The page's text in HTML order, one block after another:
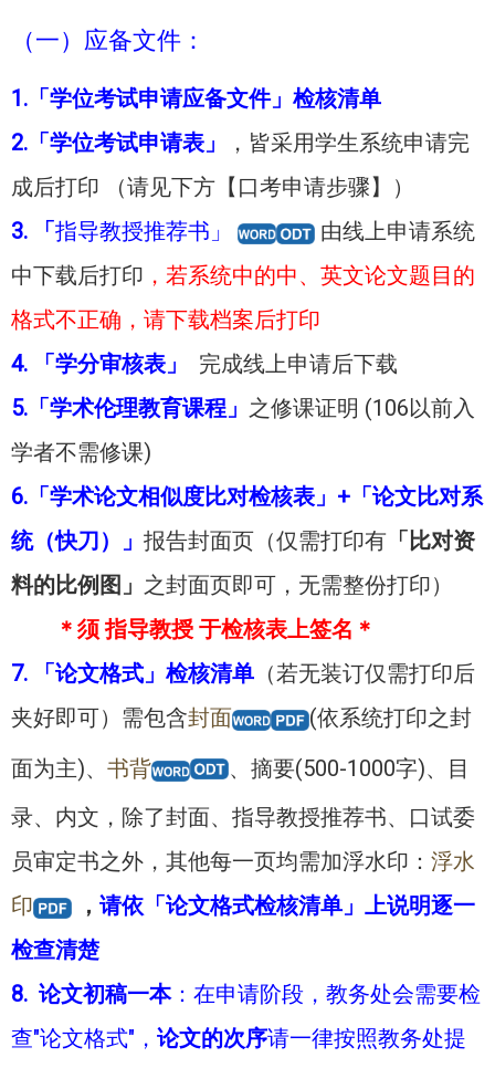
（一）应备文件：
1.「学位考试申请应备文件」检核清单
2.「学位考试申请表」
，皆采用学生系统申请完
成后打印 （请见下方【口考申请步骤】）
3. 「指导教授推荐书 」
由线上申请系统
中下载后打印 ，若系统中的中、英文论文题目的
格式不正确，请下载档案后打印
4. 「学分审核表」
完成线上申请后下载
5.「学术伦理教育课程」 之修课证明 (106以前入
学者不需修课)
6.「学术论文相似度比对检核表」+「论文比对系
统（快刀）」 报告封面页（仅需打印有 「比对资
料的比例图」 之封面页即可，无需整份打印）
＊须 指导教授 于检核表上签名＊
7.
「论文格式」检核清单 （若无装订仅需打印后
夹好即可）需包含封面
(依系统打印之封
面为主)、 书背
、摘要(500-1000字)、目
录、内文，除了封面、指导教授推荐书、口试委
员审定书之外，其他每一页均需加浮水印： 浮水
印
， 请依「论文格式检核清单」上说明逐一
检查清楚
8. 论文初稿一本：在申请阶段，教务处会需要检
查"论文格式"， 论文的次序请一律按照教务处提